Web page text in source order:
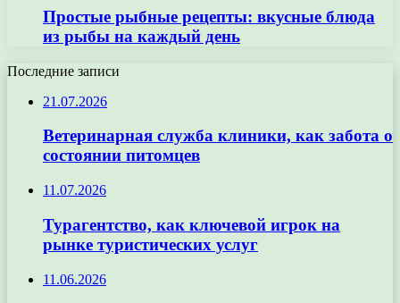
Простые рыбные рецепты: вкусные блюда
из рыбы на каждый день
Последние записи
21.07.2026
Ветеринарная служба клиники, как забота о
состоянии питомцев
11.07.2026
Турагентство, как ключевой игрок на
рынке туристических услуг
11.06.2026